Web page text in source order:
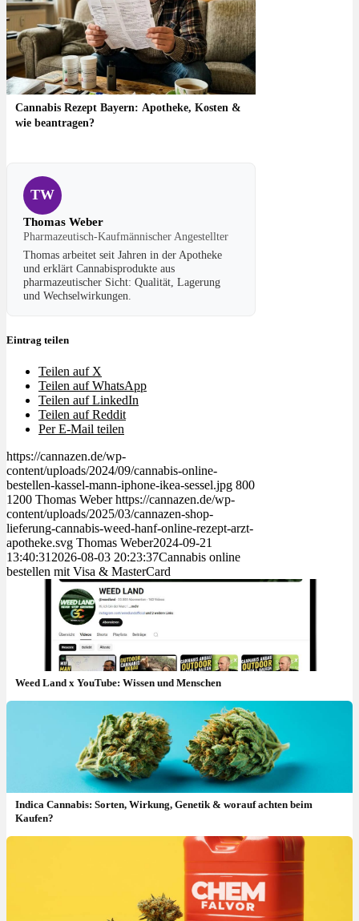
Cannabis Rezept Bayern: Apotheke, Kosten &
wie beantragen?
TW
Thomas Weber
Pharmazeutisch-Kaufmännischer Angestellter
Thomas arbeitet seit Jahren in der Apotheke
und erklärt Cannabisprodukte aus
pharmazeutischer Sicht: Qualität, Lagerung
und Wechselwirkungen.
Eintrag teilen
Teilen auf X
Teilen auf WhatsApp
Teilen auf LinkedIn
Teilen auf Reddit
Per E-Mail teilen
https://cannazen.de/wp-
content/uploads/2024/09/cannabis-online-
bestellen-kassel-mann-iphone-ikea-sessel.jpg 800
1200 Thomas Weber https://cannazen.de/wp-
content/uploads/2025/03/cannazen-shop-
lieferung-cannabis-weed-hanf-online-rezept-arzt-
apotheke.svg Thomas Weber2024-09-21
13:40:31 2026-08-03 20:23:37Cannabis online
bestellen mit Visa & MasterCard
Weed Land x YouTube: Wissen und Menschen
Indica Cannabis: Sorten, Wirkung, Genetik & worauf achten beim
Kaufen?